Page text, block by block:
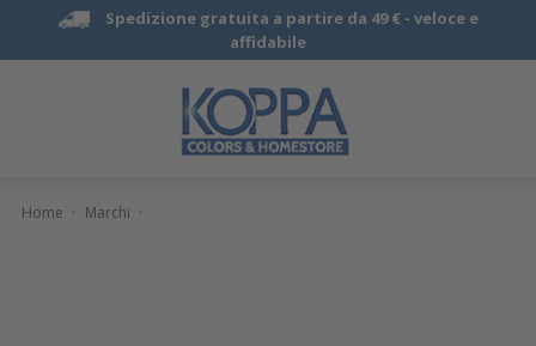
Spedizione gratuita a partire da 49 € - veloce e
affidabile
Home · Marchi ·